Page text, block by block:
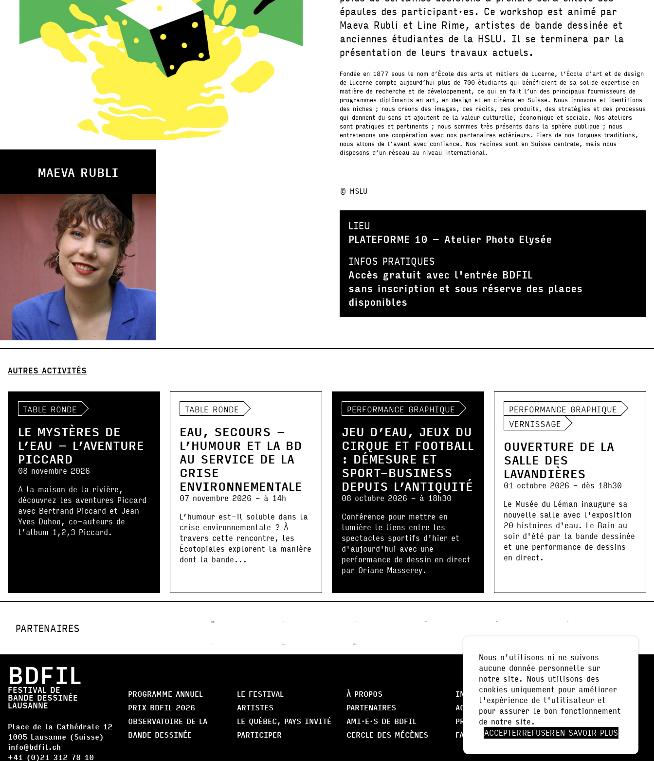
MAEVA RUBLI
épaules des participant·es. Ce workshop est animé par
Maeva Rubli et Line Rime, artistes de bande dessinée et
anciennes étudiantes de la HSLU. Il se terminera par la
présentation de leurs travaux actuels.
Fondée en 1877 sous le nom d’École des arts et métiers de Lucerne, l’École d’art et de design
de Lucerne compte aujourd’hui plus de 700 étudiants qui bénéficient de sa solide expertise en
matière de recherche et de développement, ce qui en fait l’un des principaux fournisseurs de
programmes diplômants en art, en design et en cinéma en Suisse. Nous innovons et identifions
des niches ; nous créons des images, des récits, des produits, des stratégies et des processus
qui donnent du sens et ajoutent de la valeur culturelle, économique et sociale. Nos ateliers
sont pratiques et pertinents ; nous sommes très présents dans la sphère publique ; nous
entretenons une coopération avec nos partenaires extérieurs. Fiers de nos longues traditions,
nous allons de l’avant avec confiance. Nos racines sont en Suisse centrale, mais nous
disposons d’un réseau au niveau international.
© HSLU
LIEU
PLATEFORME 10 – Atelier Photo Elysée
INFOS PRATIQUES
Accès gratuit avec l'entrée BDFIL
sans inscription et sous réserve des places
disponibles
AUTRES ACTIVITÉS
TABLE RONDE
LE MYSTÈRES DE
L’EAU – L’AVENTURE
PICCARD
08 novembre 2026
A la maison de la rivière,
découvrez les aventures Piccard
avec Bertrand Piccard et Jean-
Yves Duhoo, co-auteurs de
l’album 1,2,3 Piccard.
TABLE RONDE
EAU, SECOURS –
L’HUMOUR ET LA BD
AU SERVICE DE LA
CRISE
ENVIRONNEMENTALE
07 novembre 2026 - à 14h
L’humour est-il soluble dans la
crise environnementale ? À
travers cette rencontre, les
Écotopiales explorent la manière
dont la bande...
PERFORMANCE GRAPHIQUE
JEU D’EAU, JEUX DU
CIRQUE ET FOOTBALL
: DÉMESURE ET
SPORT-BUSINESS
DEPUIS L’ANTIQUITÉ
08 octobre 2026 - à 18h30
Conférence pour mettre en
lumière le liens entre les
spectacles sportifs d'hier et
d'aujourd'hui avec une
performance de dessin en direct
par Oriane Masserey.
PERFORMANCE GRAPHIQUE
VERNISSAGE
OUVERTURE DE LA
SALLE DES
LAVANDIÈRES
01 octobre 2026 - dès 18h30
Le Musée du Léman inaugure sa
nouvelle salle avec l'exposition
20 histoires d'eau. Le Bain au
soir d'été par la bande dessinée
et une performance de dessins
en direct.
PARTENAIRES
BDFIL
FESTIVAL DE
BANDE DESSINÉE
LAUSANNE
Place de la Cathédrale 12
1005 Lausanne (Suisse)
info@bdfil.ch
+41 (0)21 312 78 10
PROGRAMME ANNUEL
PRIX BDFIL 2026
OBSERVATOIRE DE LA
BANDE DESSINÉE
LE FESTIVAL
ARTISTES
LE QUÉBEC, PAYS INVITÉ
PARTICIPER
À PROPOS
PARTENAIRES
AMI·E·S DE BDFIL
CERCLE DES MÉCÈNES
INFOS PRATIQUES
ACTUALITÉS
PRESSE
FALC
NEWSLETTER
Nous n'utilisons ni ne suivons
aucune donnée personnelle sur
notre site. Nous utilisons des
cookies uniquement pour améliorer
l'expérience de l'utilisateur et
pour assurer le bon fonctionnement
de notre site.
ACCEPTERREFUSEREN SAVOIR PLUS